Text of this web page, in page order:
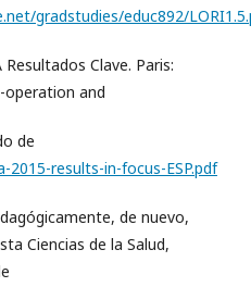
gradstudies/educ892/
Resultados Clave. Paris:
operation and
de
results-in-focus-ESP.pdf
de nuevo,
Ciencias de la Salud,